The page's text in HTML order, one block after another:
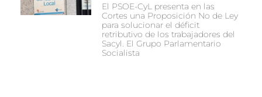
El PSOE-CyL presenta en las
Cortes una Proposición No de Ley
para solucionar el déficit
retributivo de los trabajadores del
Sacyl. El Grupo Parlamentario
Socialista